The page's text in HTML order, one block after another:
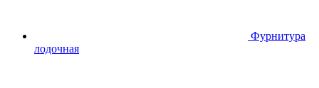
Фурнитура
лодочная